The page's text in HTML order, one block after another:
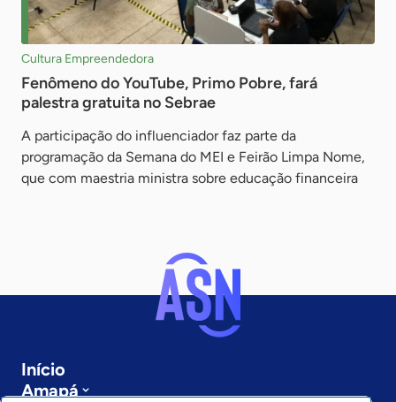
Cultura Empreendedora
Fenômeno do YouTube, Primo Pobre, fará
palestra gratuita no Sebrae
A participação do influenciador faz parte da
programação da Semana do MEI e Feirão Limpa Nome,
que com maestria ministra sobre educação financeira
Início
Amapá